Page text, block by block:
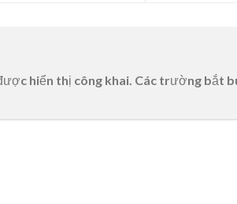
hiển thị công khai. Các trường bắt